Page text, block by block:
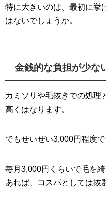
特に大きいのは、最初に挙
はないでしょうか。
金銭的な負担が少な
カミソリや毛抜きでの処理
高くはなります。
でもせいぜい3,000円程度
毎月3,000円くらいで毛を
あれば、コスパとしては抜